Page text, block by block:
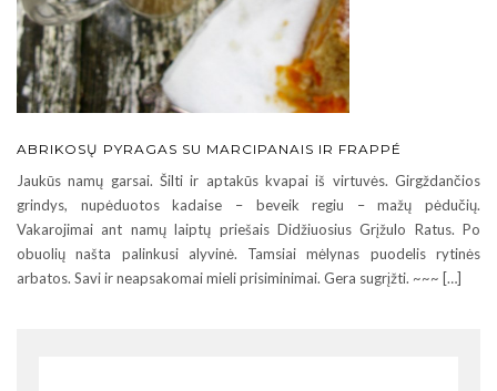
ABRIKOSŲ PYRAGAS SU MARCIPANAIS IR FRAPPÉ
Jaukūs namų garsai. Šilti ir aptakūs kvapai iš virtuvės. Girgždančios
grindys, nupėduotos kadaise – beveik regiu – mažų pėdučių.
Vakarojimai ant namų laiptų priešais Didžiuosius Grįžulo Ratus. Po
obuolių našta palinkusi alyvinė. Tamsiai mėlynas puodelis rytinės
arbatos. Savi ir neapsakomai mieli prisiminimai. Gera sugrįžti. ~~~ […]